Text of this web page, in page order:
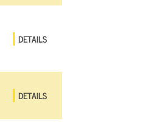
DETAILS
DETAILS